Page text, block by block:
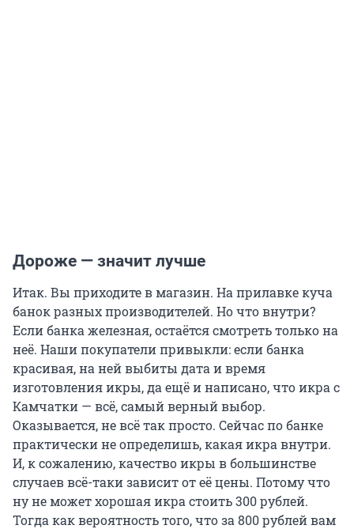
Дороже — значит лучше
Итак. Вы приходите в магазин. На прилавке куча
банок разных производителей. Но что внутри?
Если банка железная, остаётся смотреть только на
неё. Наши покупатели привыкли: если банка
красивая, на ней выбиты дата и время
изготовления икры, да ещё и написано, что икра с
Камчатки — всё, самый верный выбор.
Оказывается, не всё так просто. Сейчас по банке
практически не определишь, какая икра внутри.
И, к сожалению, качество икры в большинстве
случаев всё-таки зависит от её цены. Потому что
ну не может хорошая икра стоить 300 рублей.
Тогда как вероятность того, что за 800 рублей вам